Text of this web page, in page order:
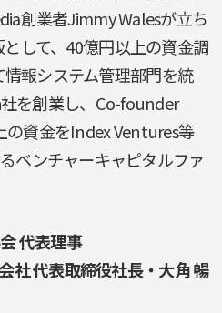
創業者Jimmy Walesが立ち
して、40億円以上の資金調
報システム管理部門を統
を創業し、Co-founder
の資金をIndex Ventures等
ベンチャーキャピタルファ
代表理事
社 代表取締役社長・大角 暢